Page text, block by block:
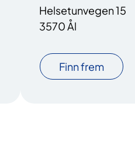
Helsetunvegen 15
3570 Ål
Finn frem